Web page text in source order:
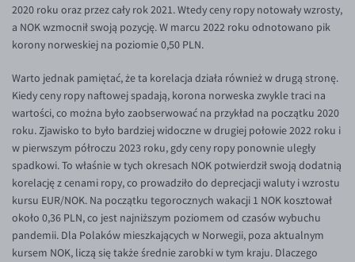
EUR/SGD
USD/CHF
GBP/CHF
2020 roku oraz przez cały rok 2021. Wtedy ceny ropy notowały wzrosty,
a NOK wzmocnił swoją pozycję. W marcu 2022 roku odnotowano pik
korony norweskiej na poziomie 0,50 PLN.
Warto jednak pamiętać, że ta korelacja działa również w drugą stronę.
Kiedy ceny ropy naftowej spadają, korona norweska zwykle traci na
wartości, co można było zaobserwować na przykład na początku 2020
roku. Zjawisko to było bardziej widoczne w drugiej połowie 2022 roku i
w pierwszym półroczu 2023 roku, gdy ceny ropy ponownie uległy
spadkowi. To właśnie w tych okresach NOK potwierdził swoją dodatnią
korelację z cenami ropy, co prowadziło do deprecjacji waluty i wzrostu
kursu EUR/NOK. Na początku tegorocznych wakacji 1 NOK kosztował
około 0,36 PLN, co jest najniższym poziomem od czasów wybuchu
pandemii. Dla Polaków mieszkających w Norwegii, poza aktualnym
kursem NOK, liczą się także średnie zarobki w tym kraju. Dlaczego